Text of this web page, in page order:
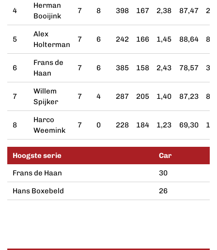
4
Herman
Booijink
7 8 398 167 2,38 87,47 25
5
Alex
Holterman
7 6 242 166 1,45 88,64 8
6
Frans de
Haan
7 6 385 158 2,43 78,57 30
7
Willem
Spijker
7 4 287 205 1,40 87,23 8
8
Harco
Weemink
7 0 228 184 1,23 69,30 10
Hoogste serie
Car
Frans de Haan
30
Hans Boxebeld 26